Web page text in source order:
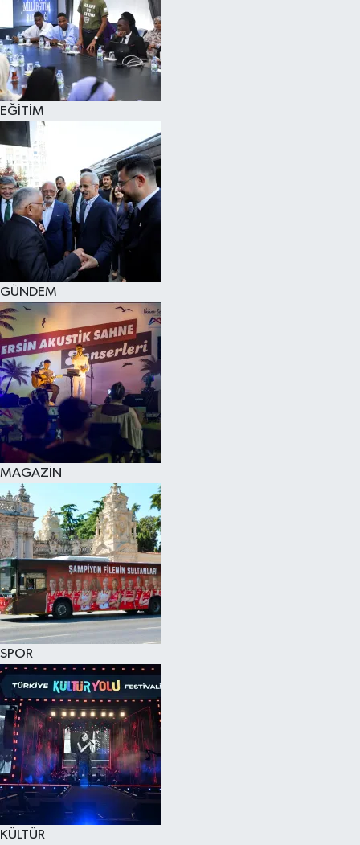
EĞİTİM
GÜNDEM
MAGAZİN
SPOR
KÜLTÜR
SPOR
KÜLTÜR SANAT
FRAGMANLAR